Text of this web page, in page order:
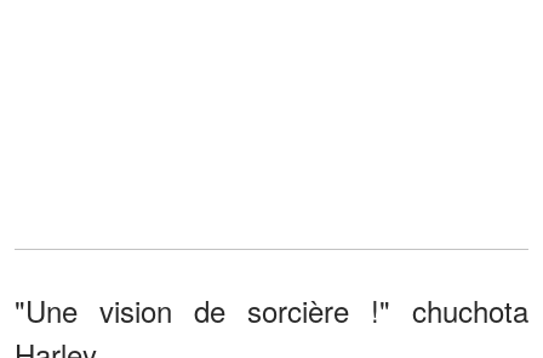
"Une vision de sorcière !" chuchota